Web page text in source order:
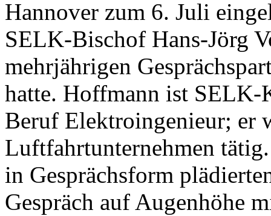
Hannover zum 6. Juli
SELK-Bischof Hans-Jörg
mehrjährigen
hatte. Hoffmann ist
Beruf Elektroingenieur; er
Luftfahrtunternehmen
in Gesprächsform
Gespräch auf Augenhöhe